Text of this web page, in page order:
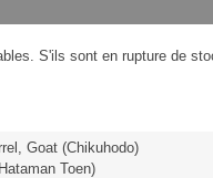
S'ils sont en rupture de
Goat (Chikuhodo)
Toen)